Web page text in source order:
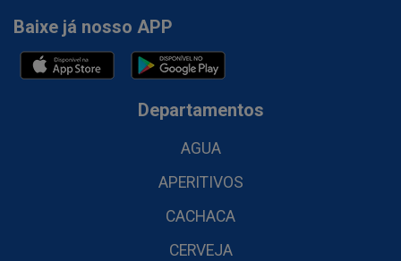
Baixe já nosso APP
Departamentos
AGUA
APERITIVOS
CACHACA
CERVEJA